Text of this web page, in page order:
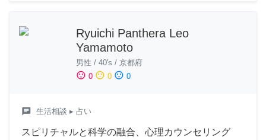
Ryuichi Panthera Leo
Yamamoto
男性 / 40's / 京都府
sentiment_satisfied 0 sentiment_neutral 0 sentiment_dissatisfied 0
chat 生活相談 ▸ 占い
スピリチャルと科学の融合、心理カウンセリング